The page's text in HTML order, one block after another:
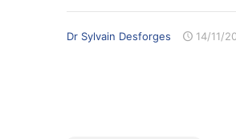
Dr Sylvain Desforges 14/11/